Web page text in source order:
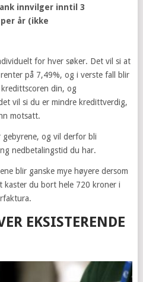
innvilger inntil 3
år (ikke
for hver søker. Det vil si at
på 7,49%, og i verste fall blir
din, og
vil si du er mindre kredittverdig,
motsatt.
og vil derfor bli
nedbetalingstid du har.
blir ganske mye høyere dersom
kaster du bort hele 720 kroner i
EKSISTERENDE